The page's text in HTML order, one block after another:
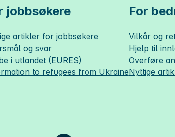
jobbsøkere
artikler for jobbsøkere
og svar
i utlandet (EURES)
to refugees from Ukraine
For
Vilkår og
Hjelp til
Overføre
Nyttige